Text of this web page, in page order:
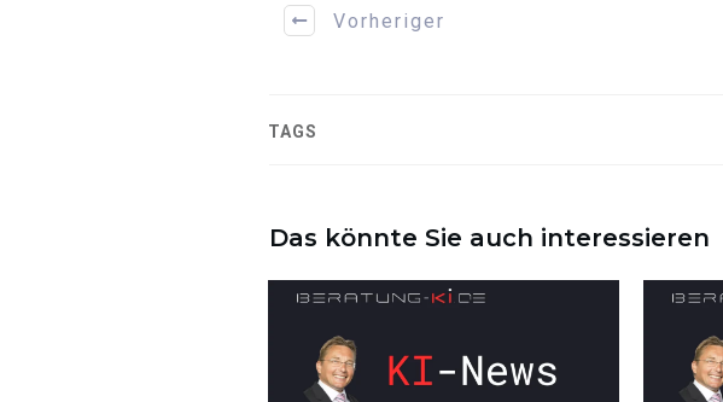
Vorheriger
TAGS
Das könnte Sie auch interessieren